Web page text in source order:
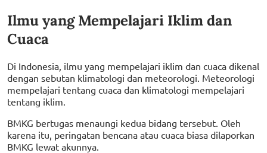
Ilmu yang Mempelajari Iklim dan
Cuaca
Di Indonesia, ilmu yang mempelajari iklim dan cuaca dikenal
dengan sebutan klimatologi dan meteorologi. Meteorologi
mempelajari tentang cuaca dan klimatologi mempelajari
tentang iklim.
BMKG bertugas menaungi kedua bidang tersebut. Oleh
karena itu, peringatan bencana atau cuaca biasa dilaporkan
BMKG lewat akunnya.